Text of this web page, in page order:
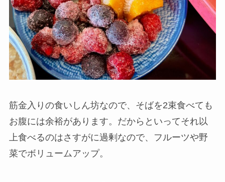
筋金入りの食いしん坊なので、そばを2束食べても
お腹には余裕があります。だからといってそれ以
上食べるのはさすがに過剰なので、フルーツや野
菜でボリュームアップ。